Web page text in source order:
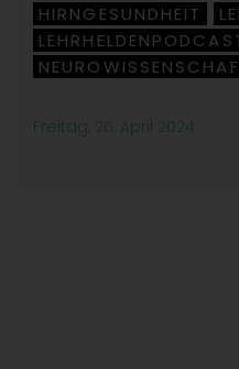
HIRNGESUNDHEIT
Freitag, 26. April 2024